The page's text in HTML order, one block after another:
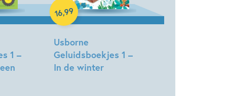
1 –
Usborne
Geluidsboekjes 1 –
In de winter
16,99
Hardcover